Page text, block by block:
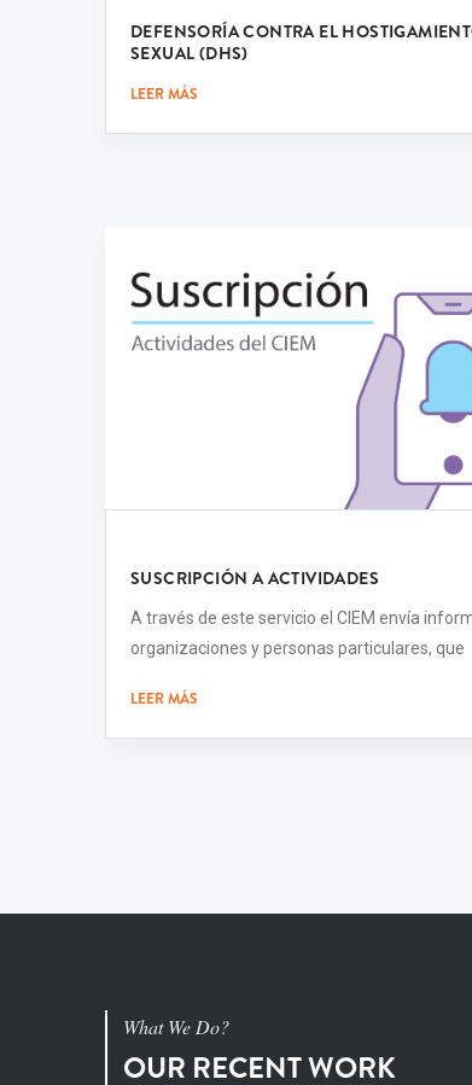
DEFENSORÍA CONTRA EL
SEXUAL (DHS)
LEER MÁS
SUSCRIPCIÓN A ACTIVIDADES
A través de este servicio el CIEM envía
organizaciones y personas particulares, que
LEER MÁS
What We Do?
OUR RECENT WORK